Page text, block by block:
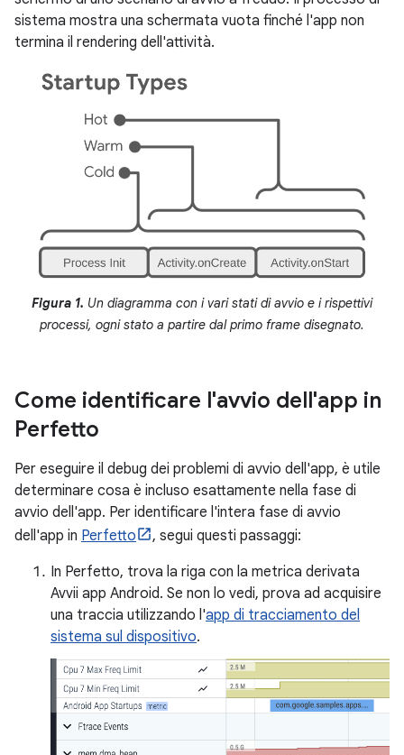
sistema mostra una schermata vuota finché l'app non
termina il rendering dell'attività.
Figura 1. Un diagramma con i vari stati di avvio e i rispettivi
processi, ogni stato a partire dal primo frame disegnato.
Come identificare l'avvio dell'app in
Perfetto
Per eseguire il debug dei problemi di avvio dell'app, è utile
determinare cosa è incluso esattamente nella fase di
avvio dell'app. Per identificare l'intera fase di avvio
dell'app in Perfetto
, segui questi passaggi:
In Perfetto, trova la riga con la metrica derivata
Avvii app Android. Se non lo vedi, prova ad acquisire
una traccia utilizzando l'app di tracciamento del
sistema sul dispositivo.